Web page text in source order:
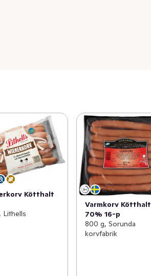
Kötthalt
Lithells
Varmkorv Kötthalt
70% 16-p
800 g, Sorunda
korvfabrik